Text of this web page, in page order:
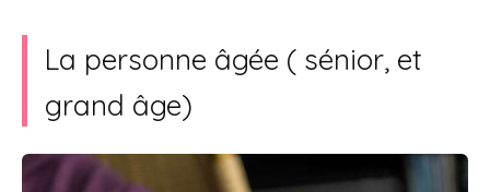
La personne âgée ( sénior, et
grand âge)